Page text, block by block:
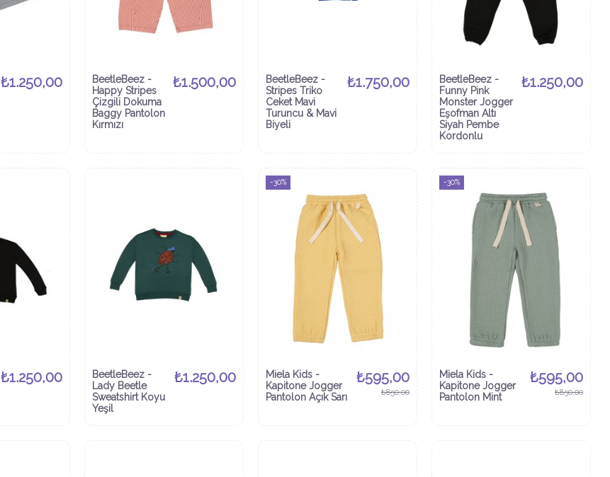
₺1.250,00
BeetleBeez -
Happy Stripes
Çizgili Dokuma
Baggy Pantolon
Kırmızı
₺1.500,00
BeetleBeez -
Stripes Triko
Ceket Mavi
Turuncu & Mavi
Biyeli
₺1.750,00
BeetleBeez -
Funny Pink
Monster Jogger
Eşofman Altı
Siyah Pembe
Kordonlu
₺1.250,00
₺1.250,00
BeetleBeez -
Lady Beetle
Sweatshirt Koyu
Yeşil
₺1.250,00
-30%
Miela Kids -
Kapitone Jogger
Pantolon Açık Sarı
₺595,00
₺850,00
-30%
Miela Kids -
Kapitone Jogger
Pantolon Mint
₺595,00
₺850,00